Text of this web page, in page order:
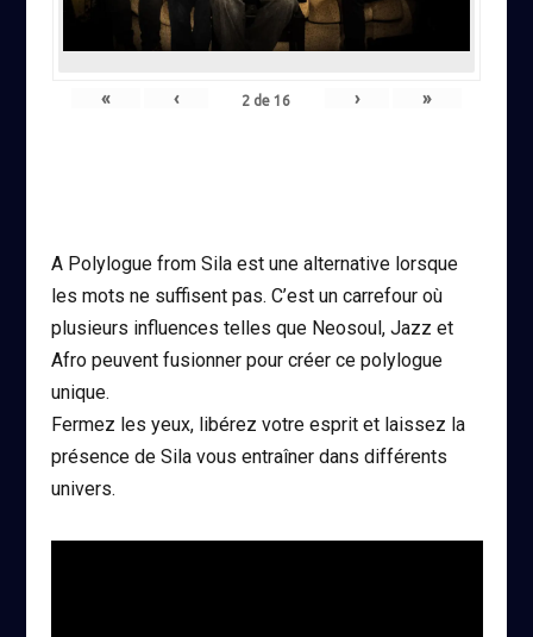
« ‹ 2 de16 › »
A Polylogue from Sila est une alternative lorsque
les mots ne suffisent pas. C’est un carrefour où
plusieurs influences telles que Neosoul, Jazz et
Afro peuvent fusionner pour créer ce polylogue
unique.
Fermez les yeux, libérez votre esprit et laissez la
présence de Sila vous entraîner dans différents
univers.